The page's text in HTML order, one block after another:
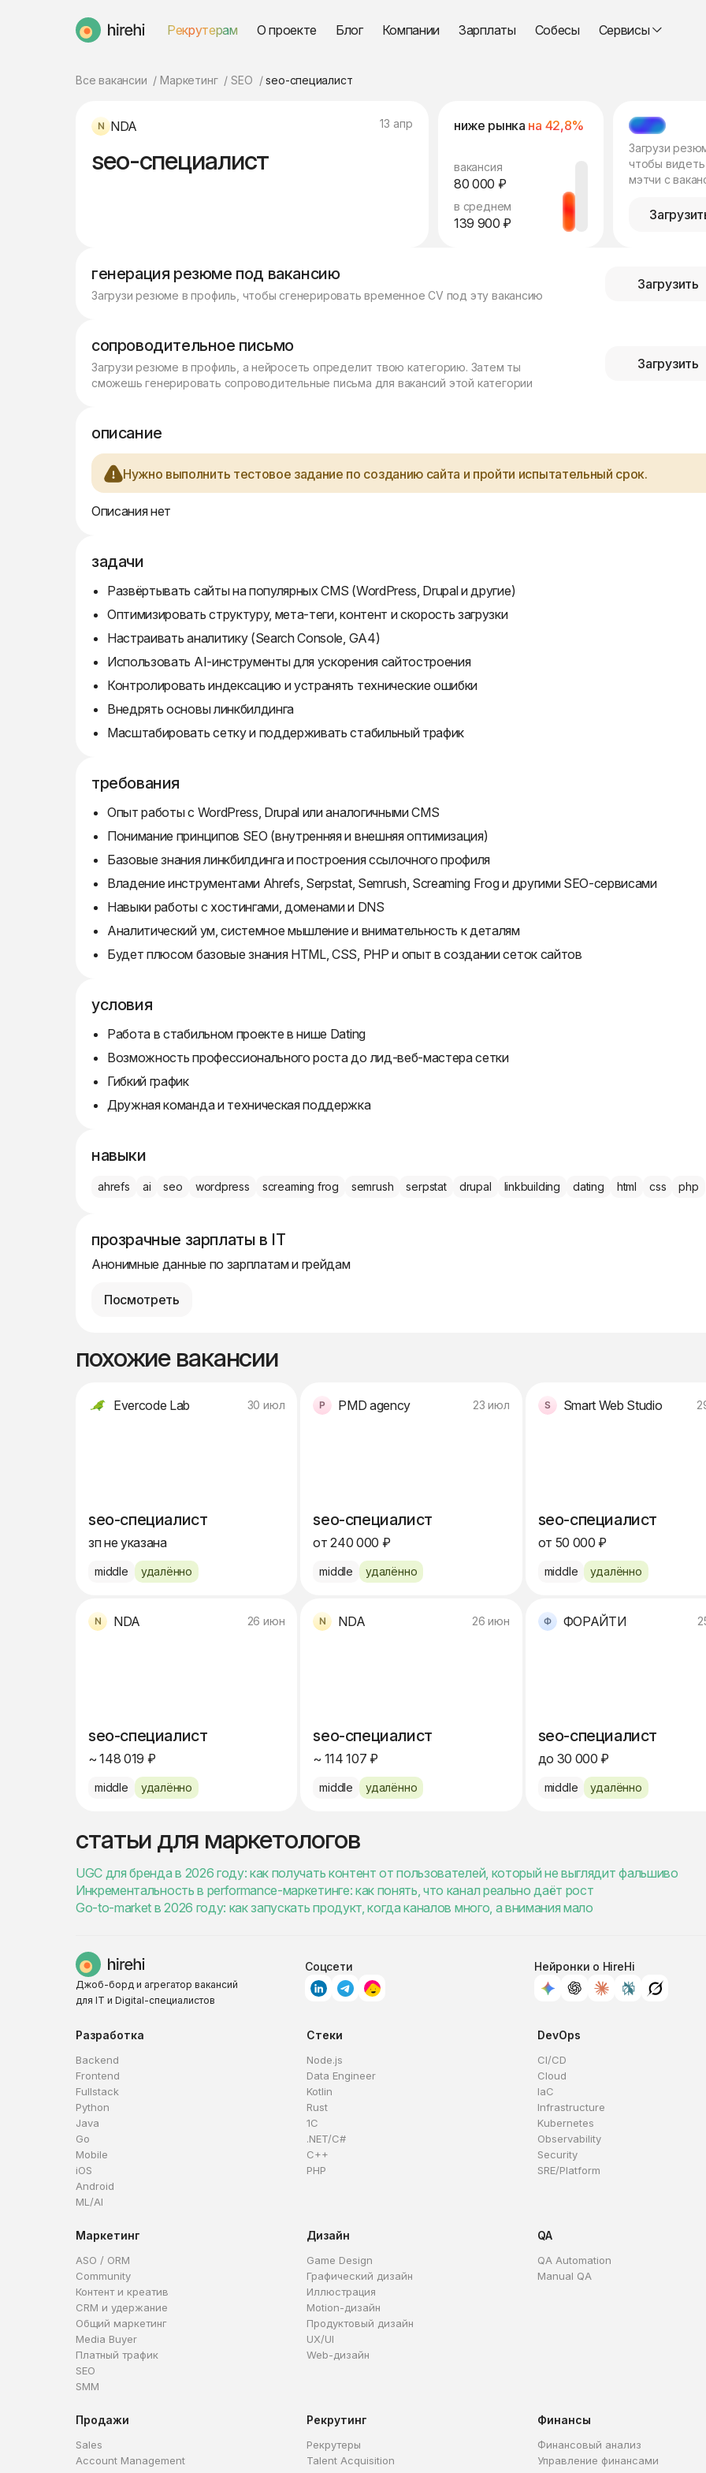
HireHi Рекрутерам О проекте Блог Компании Зарплаты Собесы Сервисы
Все вакансии Маркетинг SEO seo-специалист
NDA 13 апр
seo-специалист
ниже рынка на 42,8%
вакансия
80 000 ₽
в среднем
139 900 ₽
МЭТЧ
Загрузи
чтобы видеть
мэтчи с
генерация резюме под вакансию
Загрузи резюме в профиль, чтобы сгенерировать временное CV под эту вакансию
Загрузить
сопроводительное письмо
Загрузи резюме в профиль, а нейросеть определит твою категорию. Затем ты
сможешь генерировать сопроводительные письма для вакансий этой категории
Загрузить
описание
Нужно выполнить тестовое задание по созданию сайта и пройти испытательный срок.
Описания нет
задачи
Развёртывать сайты на популярных CMS (WordPress, Drupal и другие)
Оптимизировать структуру, мета-теги, контент и скорость загрузки
Настраивать аналитику (Search Console, GA4)
Использовать AI-инструменты для ускорения сайтостроения
Контролировать индексацию и устранять технические ошибки
Внедрять основы линкбилдинга
Масштабировать сетку и поддерживать стабильный трафик
требования
Опыт работы с WordPress, Drupal или аналогичными CMS
Понимание принципов SEO (внутренняя и внешняя оптимизация)
Базовые знания линкбилдинга и построения ссылочного профиля
Владение инструментами Ahrefs, Serpstat, Semrush, Screaming Frog и другими SEO-сервисами
Навыки работы с хостингами, доменами и DNS
Аналитический ум, системное мышление и внимательность к деталям
Будет плюсом базовые знания HTML, CSS, PHP и опыт в создании сеток сайтов
условия
Работа в стабильном проекте в нише Dating
Возможность профессионального роста до лид-веб-мастера сетки
Гибкий график
Дружная команда и техническая поддержка
навыки
ahrefs ai seo wordpress screaming frog semrush serpstat drupal linkbuilding dating html css php
прозрачные зарплаты в IT
Анонимные данные по зарплатам и грейдам
Посмотреть
похожие вакансии
Evercode Lab 30 июл
seo-специалист
зп не указана
middle удалённо
PMD agency 23 июл
seo-специалист
от 240 000 ₽
middle удалённо
Smart Web Studio
seo-специалист
от 50 000 ₽
middle удалённо
NDA 26 июн
seo-специалист
~ 148 019 ₽
middle удалённо
NDA 26 июн
seo-специалист
~ 114 107 ₽
middle удалённо
ФОРАЙТИ
seo-специалист
до 30 000 ₽
middle удалённо
статьи для маркетологов
UGC для бренда в 2026 году: как получать контент от пользователей, который не выглядит фальшиво
Инкрементальность в performance-маркетинге: как понять, что канал реально даёт рост
Go-to-market в 2026 году: как запускать продукт, когда каналов много, а внимания мало
Джоб-борд и агрегатор вакансий
для IT и Digital-специалистов
Соцсети Нейронки о HireHi
Разработка
Backend
Frontend
Fullstack
Python
Java
Go
Mobile
iOS
Android
ML/AI
Стеки
Node.js
Data Engineer
Kotlin
Rust
1C
.NET/C#
C++
PHP
DevOps
CI/CD
Cloud
IaC
Infrastructure
Kubernetes
Observability
Security
SRE/Platform
Маркетинг
ASO / ORM
Community
Контент и креатив
CRM и удержание
Общий маркетинг
Media Buyer
Платный трафик
SEO
SMM
Дизайн
Game Design
Графический дизайн
Иллюстрация
Motion-дизайн
Продуктовый дизайн
UX/UI
Web-дизайн
QA
QA Automation
Manual QA
Продажи
Sales
Account Management
Рекрутинг
Рекрутеры
Talent Acquisition
Финансы
Финансовый анализ
Управление финансами